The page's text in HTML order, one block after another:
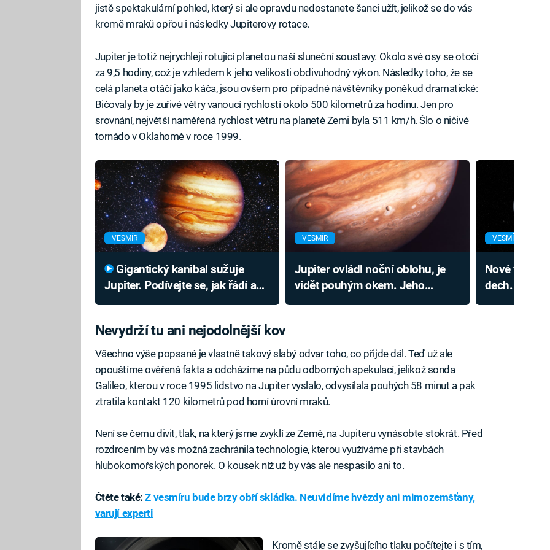
jistě spektakulární pohled, který si ale opravdu nedostanete šanci užít, jelikož se do vás
kromě mraků opřou i následky Jupiterovy rotace.
Jupiter je totiž nejrychleji rotující planetou naší sluneční soustavy. Okolo své osy se otočí
za 9,5 hodiny, což je vzhledem k jeho velikosti obdivuhodný výkon. Následky toho, že se
celá planeta otáčí jako káča, jsou ovšem pro případné návštěvníky poněkud dramatické:
Bičovaly by je zuřivé větry vanoucí rychlostí okolo 500 kilometrů za hodinu. Jen pro
srovnání, největší naměřená rychlost větru na planetě Zemi byla 511 km/h. Šlo o ničivé
tornádo v Oklahomě v roce 1999.
VESMÍR
Gigantický kanibal sužuje
Jupiter. Podívejte se, jak řádí a
VESMÍR
Jupiter ovládl noční oblohu, je
vidět pouhým okem. Jeho
VESMÍR
Nové fotky
dech.
Nevydrží tu ani nejodolnější kov
Všechno výše popsané je vlastně takový slabý odvar toho, co přijde dál. Teď už ale
opouštíme ověřená fakta a odcházíme na půdu odborných spekulací, jelikož sonda
Galileo, kterou v roce 1995 lidstvo na Jupiter vyslalo, odvysílala pouhých 58 minut a pak
ztratila kontakt 120 kilometrů pod horní úrovní mraků.
Není se čemu divit, tlak, na který jsme zvyklí ze Země, na Jupiteru vynásobte stokrát. Před
rozdrcením by vás možná zachránila technologie, kterou využíváme při stavbách
hlubokomořských ponorek. O kousek níž už by vás ale nespasilo ani to.
Čtěte také:Z vesmíru bude brzy obří skládka. Neuvidíme hvězdy ani mimozemšťany,
varují experti
Kromě stále se zvyšujícího tlaku počítejte i s tím,